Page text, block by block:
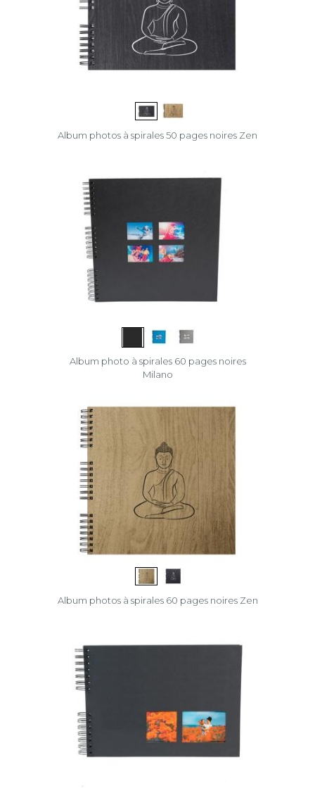
Album photos à spirales 50 pages noires Zen
Album photo à spirales 60 pages noires
Milano
Album photos à spirales 60 pages noires Zen